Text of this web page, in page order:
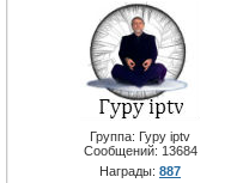
Группа: Гуру iptv
Сообщений: 13684
Награды: 887